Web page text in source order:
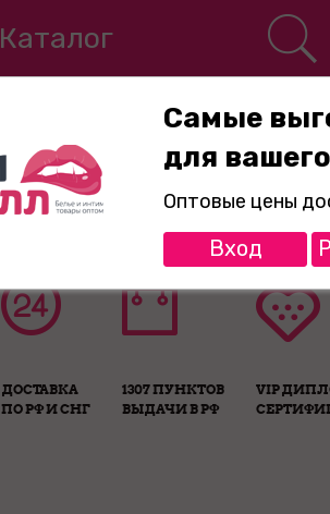
Каталог
8-800-775-89-65
ДОСТАВКА
ПО РФ И СНГ
1307 ПУНКТОВ
ВЫДАЧИ В РФ
VIP
Самые
для
Оптовые цены
Вход